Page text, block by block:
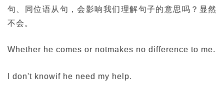
句、同位语从句，会影响我们理解句子的意思吗？显然
不会。
Whether he comes or notmakes no difference to me.
I don't knowif he need my help.